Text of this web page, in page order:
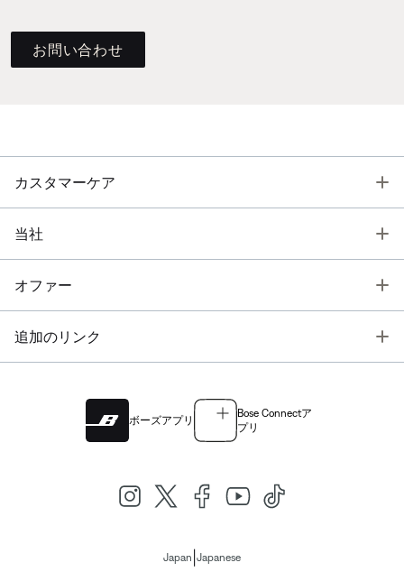
お問い合わせ
カスタマーケア
当社
オファー
追加のリンク
ボーズアプリ
Bose Connectア
プリ
Japan Japanese